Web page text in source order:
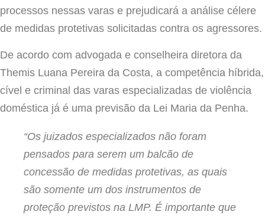
processos nessas varas e prejudicará a análise célere
de medidas protetivas solicitadas contra os agressores.
De acordo com advogada e conselheira diretora da
Themis Luana Pereira da Costa, a competência híbrida,
cível e criminal das varas especializadas de violência
doméstica já é uma previsão da Lei Maria da Penha.
“Os juizados especializados não foram
pensados para serem um balcão de
concessão de medidas protetivas, as quais
são somente um dos instrumentos de
proteção previstos na LMP. É importante que